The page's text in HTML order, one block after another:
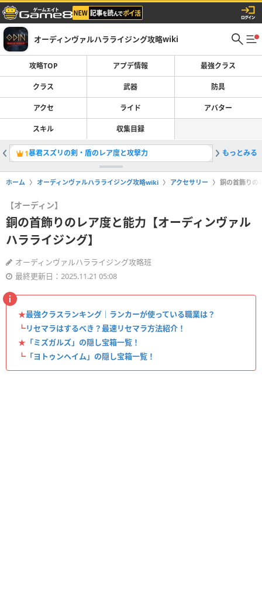
オーディンヴァルハラライジング攻略wiki
攻略TOP アプデ情報 最強クラス
クラス 武器 防具
アクセ ライド アバター
スキル 収集目録
1暴君スズリの剣・盾のレア度と攻撃力 もっとみる
ホーム オーディンヴァルハラライジング攻略wiki アクセサリー 銅の首飾りの
【オーディン】
銅の首飾りのレア度と能力【オーディンヴァル
ハラライジング】
オーディンヴァルハラライジング攻略班
最終更新日：2025.11.21 05:08
★最強クラスランキング｜ランカーが使っている職業は？
┗リセマラはするべき？最速リセマラ方法紹介！
★ 「ミズガルズ」の隠し宝箱一覧！
┗ 「ヨトゥンヘイム」の隠し宝箱一覧！